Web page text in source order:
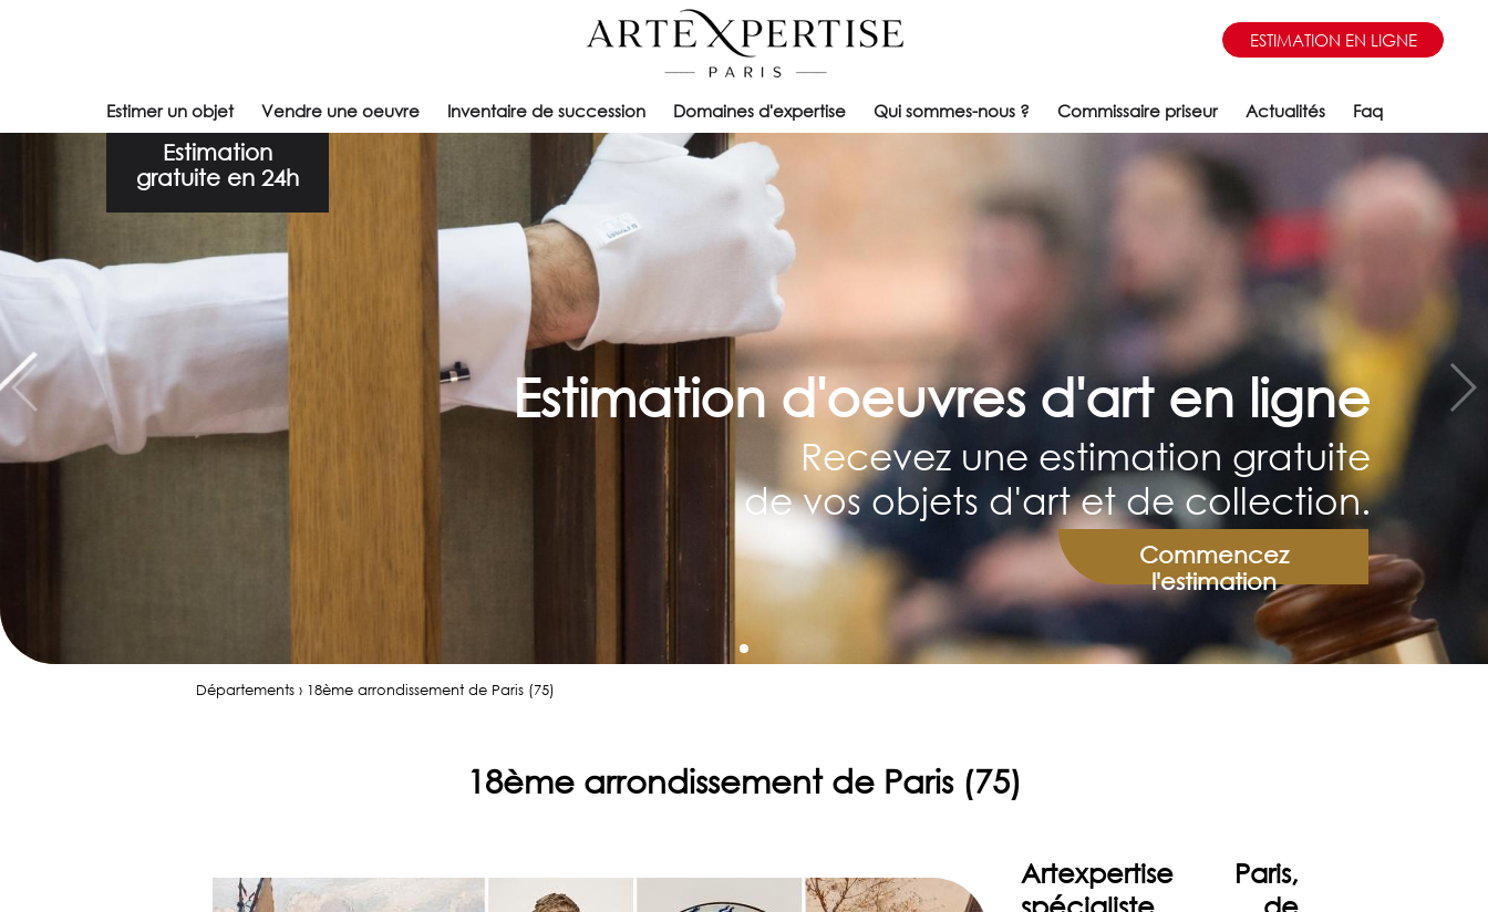
ESTIMATION EN LIGNE
Estimer un objet Vendre une oeuvre Inventaire de succession Domaines d'expertise Qui sommes-nous ? Commissaire priseur Actualités Faq
Estimation
gratuite en 24h
Estimation d'oeuvres d'art en ligne
Recevez une estimation gratuite
de vos objets d'art et de collection.
Commencez
l'estimation
Départements › 18ème arrondissement de Paris (75)
18ème arrondissement de Paris (75)
Artexpertise Paris,
spécialiste de